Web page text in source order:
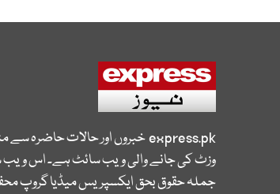
express.pkخبروں اور حالات حاضرہ سے
وزٹ کی جانے والی ویب سائٹ ہے۔ اس ویب
جملہ حقوق بحق ایکسپریس میڈیا گروپ